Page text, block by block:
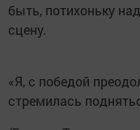
быть, потихоньку
сцену.
«Я, с победой
стремилась